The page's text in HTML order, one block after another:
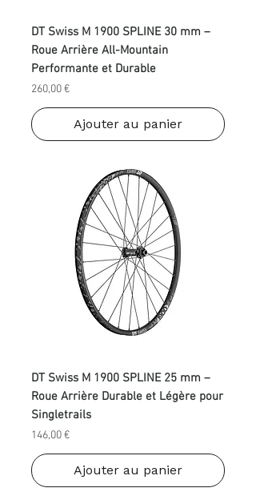
DT Swiss M 1900 SPLINE 30 mm –
Roue Arrière All-Mountain
Performante et Durable
Prix
260,00 €
Ajouter au panier
DT Swiss M 1900 SPLINE 25 mm –
Roue Arrière Durable et Légère pour
Singletrails
Prix
146,00 €
Ajouter au panier